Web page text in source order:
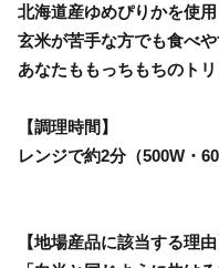
北海道産ゆめぴりかを使
玄米が苦手な方でも食べ
あなたももっちもちのトリ
【調理時間】
レンジで約2分（500W・
【地場産品に該当する理由